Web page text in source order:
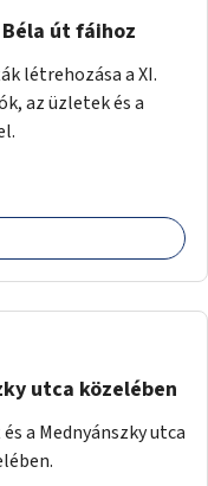
út fáihoz
létrehozása a XI.
az üzletek és a
utca közelében
a Mednyánszky utca